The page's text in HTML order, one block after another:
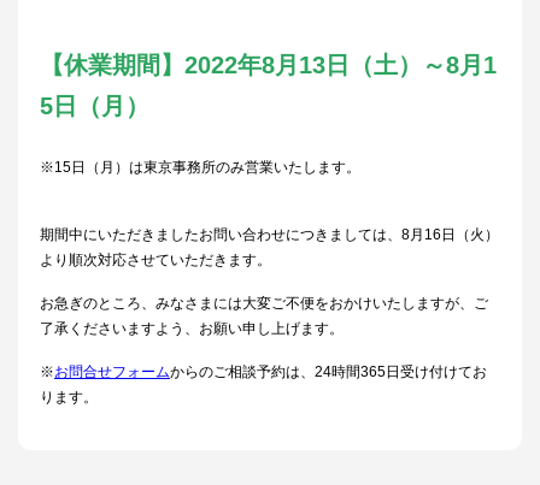
【休業期間】2022年8月13日（土）～8月1
5日（月）
※15日（月）は東京事務所のみ営業いたします。
期間中にいただきましたお問い合わせにつきましては、8月16日（火）
より順次対応させていただきます。
お急ぎのところ、みなさまには大変ご不便をおかけいたしますが、ご
了承くださいますよう、お願い申し上げます。
※お問合せフォームからのご相談予約は、24時間365日受け付けてお
ります。​